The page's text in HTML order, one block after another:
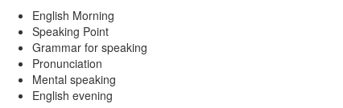
English Morning
Speaking Point
Grammar for speaking
Pronunciation
Mental speaking
English evening